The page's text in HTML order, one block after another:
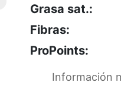
Grasa sat.:
Fibras:
ProPoints:
Información